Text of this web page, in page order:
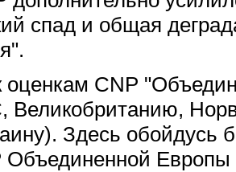
спад и общая
оценкам CNP
Великобританию,
Здесь обойдусь
Объединенной Европы